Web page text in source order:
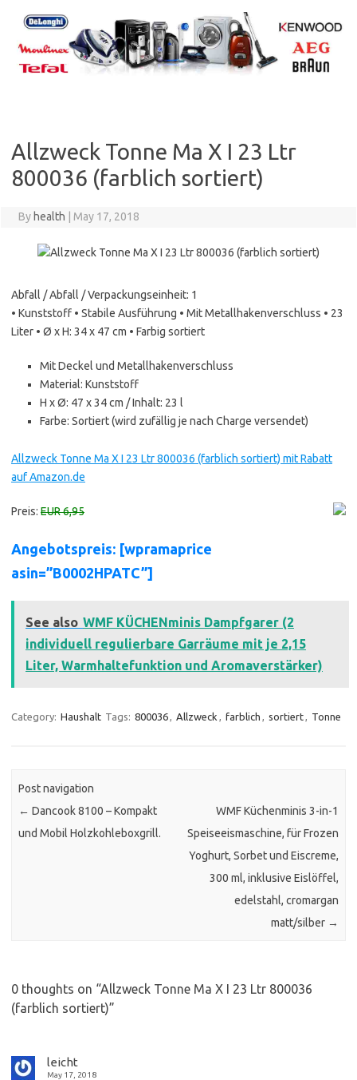
content
Allzweck Tonne Ma X I 23 Ltr
800036 (farblich sortiert)
By health May 17, 2018
Abfall / Abfall / Verpackungseinheit: 1
• Kunststoff • Stabile Ausführung • Mit Metallhakenverschluss • 23
Liter • Ø x H: 34 x 47 cm • Farbig sortiert
Mit Deckel und Metallhakenverschluss
Material: Kunststoff
H x Ø: 47 x 34 cm / Inhalt: 23 l
Farbe: Sortiert (wird zufällig je nach Charge versendet)
Allzweck Tonne Ma X I 23 Ltr 800036 (farblich sortiert) mit Rabatt
auf Amazon.de
Preis: EUR 6,95
Angebotspreis: [wpramaprice
asin=”B0002HPATC”]
See also WMF KÜCHENminis Dampfgarer (2
individuell regulierbare Garräume mit je 2,15
Liter, Warmhaltefunktion und Aromaverstärker)
Category: Haushalt Tags: 800036, Allzweck , farblich , sortiert, Tonne
Post navigation
← Dancook 8100 – Kompakt
und Mobil Holzkohleboxgrill.
WMF Küchenminis 3-in-1
Speiseeismaschine, für Frozen
Yoghurt, Sorbet und Eiscreme,
300 ml, inklusive Eislöffel,
edelstahl, cromargan
matt/silber →
0 thoughts on “Allzweck Tonne Ma X I 23 Ltr 800036
(farblich sortiert)”
leicht
May 17, 2018